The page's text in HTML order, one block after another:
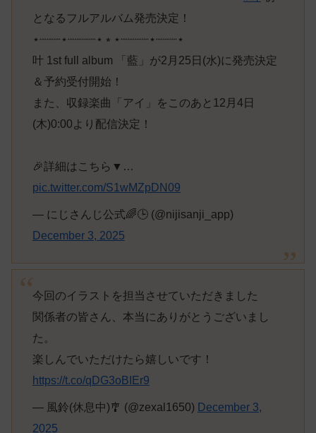
となるフルアルバム発売決定！
⋆┈┈┈⋆┈┈┈┈⋆ ⭒ ⋆┈┈┈┈⋆┈┈┈⋆
叶 1st full album 「藍」が2月25日(水)に発売決定
＆予約受付開始！
また、収録楽曲「アイ」をこのあと12月4日
(木)0:00より配信決定！
🎉詳細はこちら▼…
pic.twitter.com/S1wMZpDN09
— にじさんじ公式🌈🕒 (@nijisanji_app)
December 3, 2025
今回のイラストを担当させていただきました
関係者の皆さん、本当にありがとうございまし
た。
楽しんでいただけたら嬉しいです！
https://t.co/qDG3oBIEr9
— 風鈴(休息中)🎐 (@zexal1650) December 3,
2025